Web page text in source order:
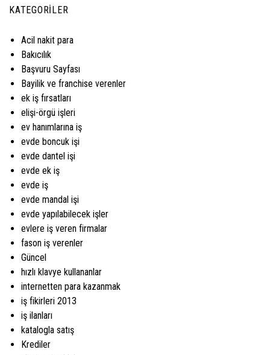
KATEGORILER
Acil nakit para
Bakıcılık
Başvuru Sayfası
Bayilik ve franchise verenler
ek iş fırsatları
elişi-örgü işleri
ev hanımlarına iş
evde boncuk işi
evde dantel işi
evde ek iş
evde iş
evde mandal işi
evde yapılabilecek işler
evlere iş veren firmalar
fason iş verenler
Güncel
hızlı klavye kullananlar
internetten para kazanmak
iş fikirleri 2013
iş ilanları
katalogla satış
Krediler